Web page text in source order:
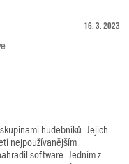
16. 3. 2023
hudebníků. Jejich
nejpoužívanějším
software. Jedním z